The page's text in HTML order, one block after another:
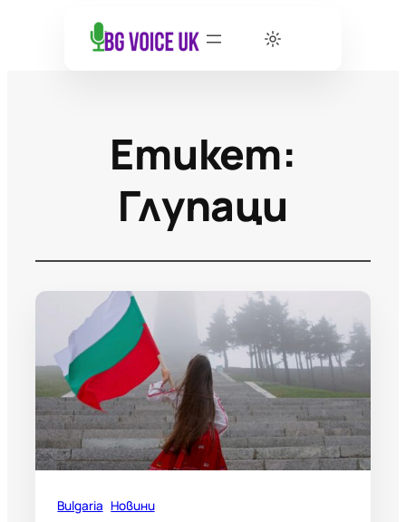
Етикет:
Глупаци
Bulgaria Новини